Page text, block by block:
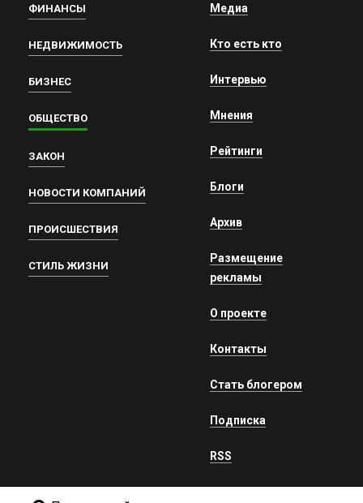
ФИНАНСЫ
НЕДВИЖИМОСТЬ
БИЗНЕС
ОБЩЕСТВО
ЗАКОН
НОВОСТИ КОМПАНИЙ
ПРОИСШЕСТВИЯ
СТИЛЬ ЖИЗНИ
Медиа
Кто есть кто
Интервью
Мнения
Рейтинги
Блоги
Архив
Размещение
рекламы
О проекте
Контакты
Стать блогером
Подписка
RSS